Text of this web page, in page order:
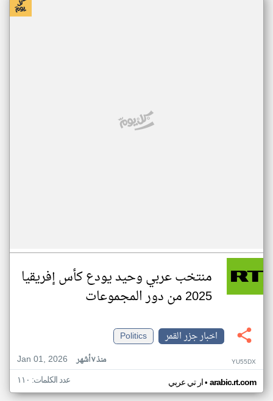
منتخب عربي وحيد يودع كأس إفريقيا
2025 من دور المجموعات
اخبار جزر القمر
Politics
Jan 01, 2026
منذ ٧ أشهر YU55DX
ار تي عربي• arabic.rt.com عدد الكلمات: ١١٠